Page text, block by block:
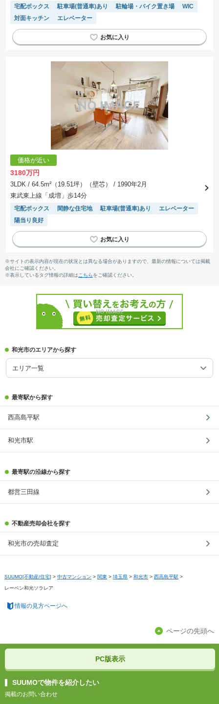
宅配ボックス 駐車場(普通車)あり 駐輪場・バイク置き場
WIC
対面キッチン
エレベーター
価格が近い
3180万円
3LDK / 64.5m²（19.51坪）（壁芯）
/ 1990年2月
東武東上線「成増」歩14分
宅配ボックス 閑静な住宅地 駐車場(普通車)あり
エレベーター
陽当り良好
※サイトの表示内容が現在の状況とは異なる場合がありますので、最新の情報については掲載
会社にご確認ください。
※表示しているタグ情報の詳細は こちらをご確認ください。
和光市のエリアから探す
エリア一覧
最寄駅から探す
西高島平駅
和光市駅
最寄駅の沿線から探す
都営三田線
不動産売却会社を探す
和光市の売却査定
SUUMO[不動産/住宅] > 中古マンション > 関東 > 埼玉県 > 和光市 > 西高島平駅 >
レーベン和光ソラレア
情報の見方ページへ
ページの先頭へ
PC版表示
SUUMOで物件を紹介したい
掲載のお問い合わせ